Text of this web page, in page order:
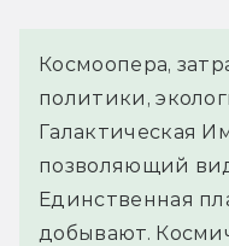
Космоопера,
политики,
Галактическая
позволяющий
Единственная
добывают.